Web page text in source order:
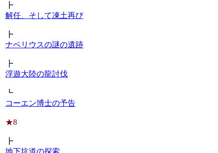
┣
解任、そして凍土再び
┣
ナベリウスの謎の遺跡
┣
浮遊大陸の龍討伐
┗
コーエン博士の予告
★8
┣
地下坑道の探索